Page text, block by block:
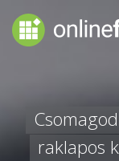
raklapos